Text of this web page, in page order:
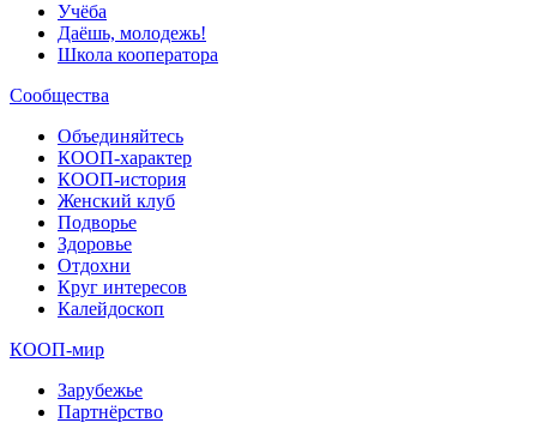
Учёба
Даёшь, молодежь!
Школа кооператора
Сообщества
Объединяйтесь
КООП-характер
КООП-история
Женский клуб
Подворье
Здоровье
Отдохни
Круг интересов
Калейдоскоп
КООП-мир
Зарубежье
Партнёрство